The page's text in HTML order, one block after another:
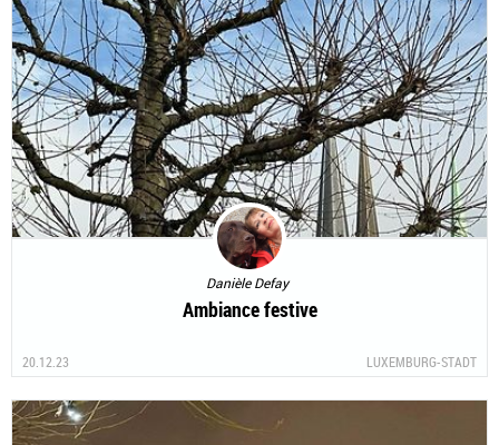
Danièle Defay
Ambiance festive
20.12.23 LUXEMBURG-STADT